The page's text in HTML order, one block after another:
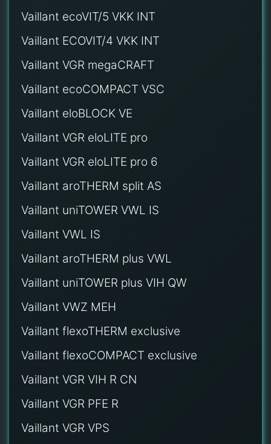
Vaillant ecoVIT/5 VKK INT
Vaillant ECOVIT/4 VKK INT
Vaillant VGR megaCRAFT
Vaillant ecoCOMPACT VSC
Vaillant eloBLOCK VE
Vaillant VGR eloLITE pro
Vaillant VGR eloLITE pro 6
Vaillant aroTHERM split AS
Vaillant uniTOWER VWL IS
Vaillant VWL IS
Vaillant aroTHERM plus VWL
Vaillant uniTOWER plus VIH QW
Vaillant VWZ MEH
Vaillant flexoTHERM exclusive
Vaillant flexoCOMPACT exclusive
Vaillant VGR VIH R CN
Vaillant VGR PFE R
Vaillant VGR VPS